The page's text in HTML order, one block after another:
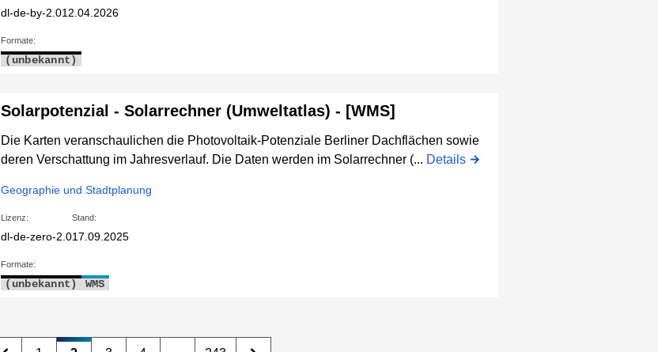
dl-de-by-2.012.04.2026
Formate:
(unbekannt)
Solarpotenzial - Solarrechner (Umweltatlas) - [WMS]
Die Karten veranschaulichen die Photovoltaik-Potenziale Berliner Dachflächen sowie
deren Verschattung im Jahresverlauf. Die Daten werden im Solarrechner (... Details
Geographie und Stadtplanung
Lizenz:
dl-de-zero-2.0
Stand:
17.09.2025
Formate:
(unbekannt) WMS